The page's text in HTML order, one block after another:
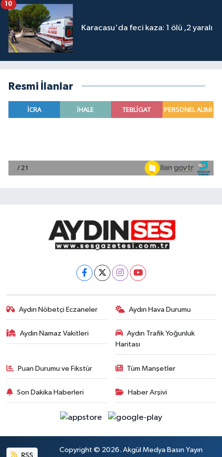
Karacasu'da feci kaza: 1 ölü ,2 yaralı
10
Resmi İlanlar
Aydın Nöbetçi Eczaneler Aydın Hava Durumu
Aydin Namaz Vakitleri
Aydın Trafik Yoğunluk
Haritası
Puan Durumu ve Fikstür Tüm Manşetler
Son Dakika Haberleri Haber Arşivi
RSS
Copyright © 2026. Akgül Medya Basın Yayın